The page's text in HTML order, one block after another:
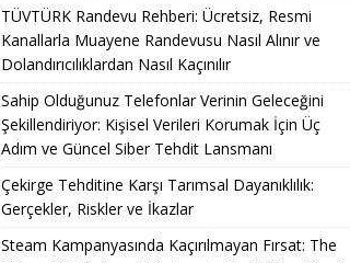
TÜVTÜRK Randevu Rehberi: Ücretsiz, Resmi
Kanallarla Muayene Randevusu Nasıl Alınır ve
Dolandırıcılıklardan Nasıl Kaçınılır
Sahip Olduğunuz Telefonlar Verinin Geleceğini
Şekillendiriyor: Kişisel Verileri Korumak İçin Üç
Adım ve Güncel Siber Tehdit Lansmanı
Çekirge Tehditine Karşı Tarımsal Dayanıklılık:
Gerçekler, Riskler ve İkazlar
Steam Kampanyasında Kaçırılmayan Fırsat: The